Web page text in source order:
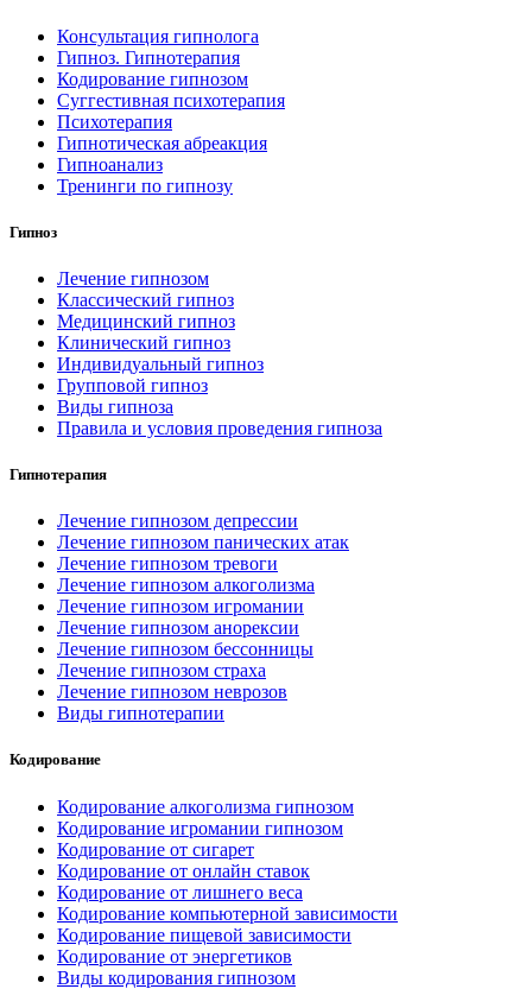
Консультация гипнолога
Гипноз. Гипнотерапия
Кодирование гипнозом
Суггестивная психотерапия
Психотерапия
Гипнотическая абреакция
Гипноанализ
Тренинги по гипнозу
Гипноз
Лечение гипнозом
Классический гипноз
Медицинский гипноз
Клинический гипноз
Индивидуальный гипноз
Групповой гипноз
Виды гипноза
Правила и условия проведения гипноза
Гипнотерапия
Лечение гипнозом депрессии
Лечение гипнозом панических атак
Лечение гипнозом тревоги
Лечение гипнозом алкоголизма
Лечение гипнозом игромании
Лечение гипнозом анорексии
Лечение гипнозом бессонницы
Лечение гипнозом страха
Лечение гипнозом неврозов
Виды гипнотерапии
Кодирование
Кодирование алкоголизма гипнозом
Кодирование игромании гипнозом
Кодирование от сигарет
Кодирование от онлайн ставок
Кодирование от лишнего веса
Кодирование компьютерной зависимости
Кодирование пищевой зависимости
Кодирование от энергетиков
Виды кодирования гипнозом